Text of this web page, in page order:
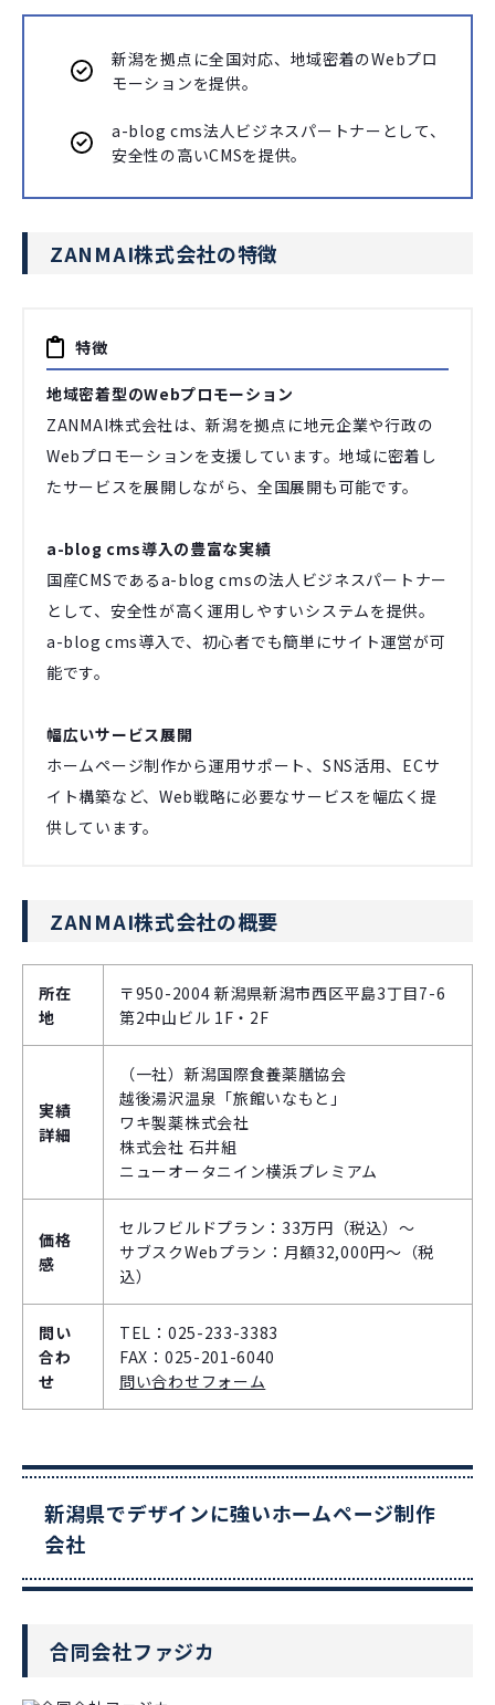
新潟を拠点に全国対応、地域密着のWebプロ
モーションを提供。
a-blog cms法人ビジネスパートナーとして、
安全性の高いCMSを提供。
ZANMAI株式会社の特徴
特徴
地域密着型のWebプロモーション
ZANMAI株式会社は、新潟を拠点に地元企業や行政の
Webプロモーションを支援しています。地域に密着し
たサービスを展開しながら、全国展開も可能です。
a-blog cms導入の豊富な実績
国産CMSであるa-blog cmsの法人ビジネスパートナー
として、安全性が高く運用しやすいシステムを提供。
a-blog cms導入で、初心者でも簡単にサイト運営が可
能です。
幅広いサービス展開
ホームページ制作から運用サポート、SNS活用、ECサ
イト構築など、Web戦略に必要なサービスを幅広く提
供しています。
ZANMAI株式会社の概要
所在
地
〒950-2004 新潟県新潟市西区平島3丁目7-6
第2中山ビル 1F・2F
実績
詳細
（一社）新潟国際食養薬膳協会
越後湯沢温泉「旅館いなもと」
ワキ製薬株式会社
株式会社 石井組
ニューオータニイン横浜プレミアム
価格
感
セルフビルドプラン：33万円（税込）～
サブスクWebプラン：月額32,000円～（税
込）
問い
合わ
せ
TEL：025-233-3383
FAX：025-201-6040
問い合わせフォーム
新潟県でデザインに強いホームページ制作
会社
合同会社ファジカ